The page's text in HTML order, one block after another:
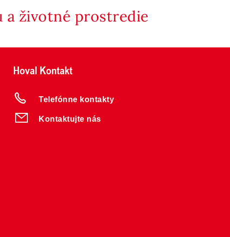
a životné prostredie
Hoval Kontakt
Telefónne kontakty
Kontaktujte nás